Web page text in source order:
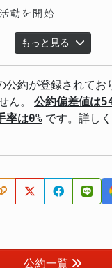
動を開始
もっと見る
公約が登録されてお
ん。
公約偏差値は
率は0% です。詳し
公約一覧